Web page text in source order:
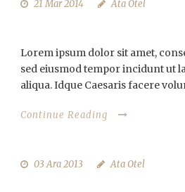
21 Mar 2014 Ata Otel
Lorem ipsum dolor sit amet,
sed eiusmod tempor incidunt ut
aliqua. Idque Caesaris facere
Continue Reading
03 Ara 2013 Ata Otel